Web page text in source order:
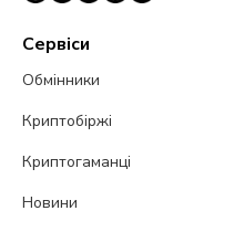
Сервіси
Обмінники
Криптобіржі
Криптогаманці
Новини